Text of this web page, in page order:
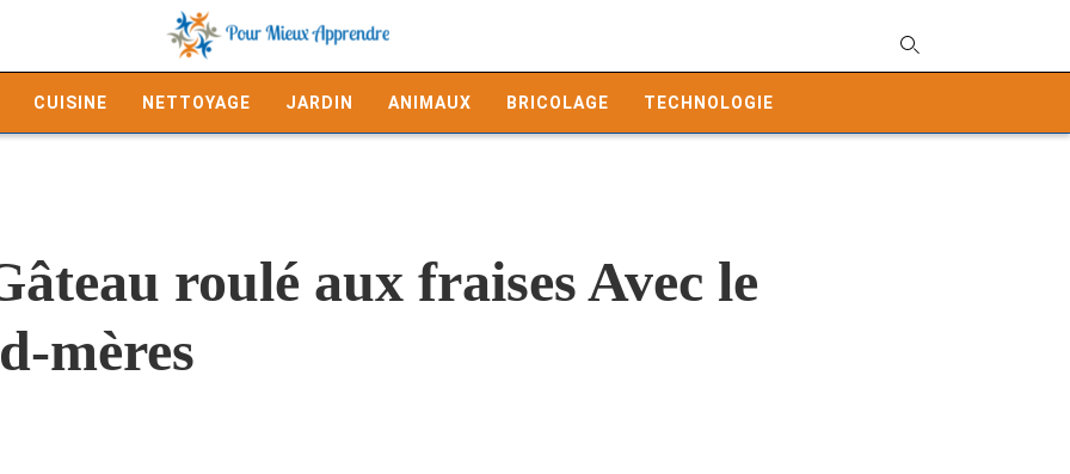
CUISINE NETTOYAGE JARDIN ANIMAUX BRICOLAGE TECHNOLOGIE
roulé aux fraises Avec le
mères